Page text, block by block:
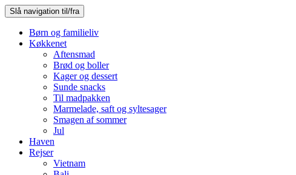
Slå navigation til/fra
Børn og familieliv
Køkkenet
Aftensmad
Brød og boller
Kager og dessert
Sunde snacks
Til madpakken
Marmelade, saft og syltesager
Smagen af sommer
Jul
Haven
Rejser
Vietnam